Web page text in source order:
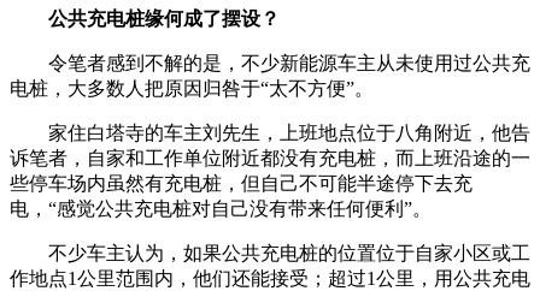
公共充电桩缘何成了摆设？
令笔者感到不解的是，不少新能源车主从未使用过公共充
电桩，大多数人把原因归咎于“太不方便”。
家住白塔寺的车主刘先生，上班地点位于八角附近，他告
诉笔者，自家和工作单位附近都没有充电桩，而上班沿途的一
些停车场内虽然有充电桩，但自己不可能半途停下去充
电，“感觉公共充电桩对自己没有带来任何便利”。
不少车主认为，如果公共充电桩的位置位于自家小区或工
作地点1公里范围内，他们还能接受；超过1公里，用公共充电